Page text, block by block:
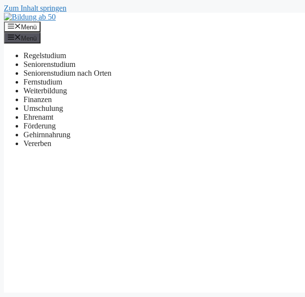
Zum Inhalt springen
Menü
Menü
Regelstudium
Seniorenstudium
Seniorenstudium nach Orten
Fernstudium
Weiterbildung
Finanzen
Umschulung
Ehrenamt
Förderung
Gehirnnahrung
Vererben